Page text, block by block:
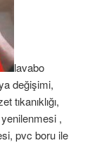
lavabo
değişimi,
tıkanıklığı,
,
pvc boru ile